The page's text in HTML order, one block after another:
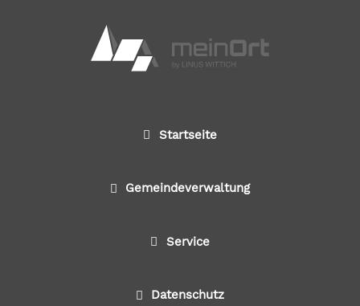
Startseite
Gemeindeverwaltung
Service
Datenschutz